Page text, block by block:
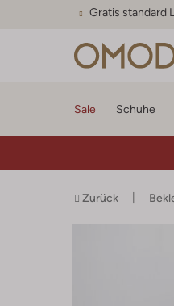
Gratis standard
Sale Schuhe
Zurück